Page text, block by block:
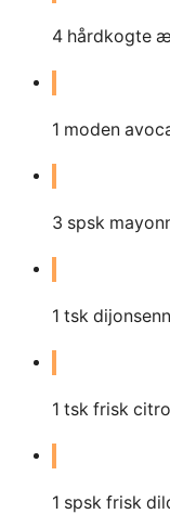
4 hårdkogte
1 moden
3 spsk
1 tsk
1 tsk frisk
1 spsk frisk